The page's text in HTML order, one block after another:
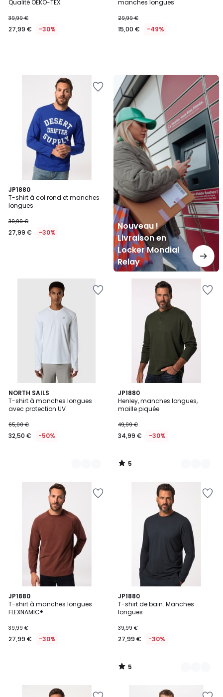
Qualité OEKO-TEX.
39,99 €
27,99 € -30%
manches longues
29,99 €
15,00 € -49%
JP1880
T-shirt à col rond et manches
longues
39,99 €
27,99 € -30%
Nouveau !
Livraison en
Locker Mondial
Relay
Nouveau
Livraison
en
Locker
Mondial
Relay
NORTH SAILS
T-shirt à manches longues
avec protection UV
65,00 €
32,50 € -50%
2
Couleurs
JP1880
Henley, manches longues,
maille piquée
49,99 €
34,99 € -30%
5
/
5
2
Couleurs
5
/
JP1880
T-shirt à manches longues
FLEXNAMIC®
39,99 €
27,99 € -30%
JP1880
T-shirt de bain. Manches
longues
39,99 €
27,99 € -30%
5
/
5
2
Couleurs
5
/